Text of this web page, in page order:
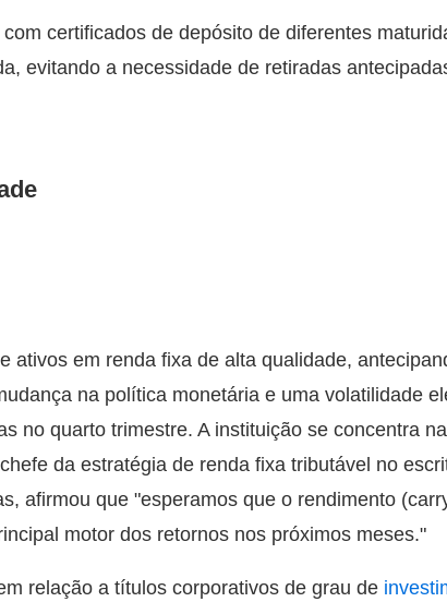
certificados de depósito de diferentes
evitando a necessidade de retiradas
ativos em renda fixa de alta qualidade,
na política monetária e uma volatilidade
no quarto trimestre. A instituição se concentra
da estratégia de renda fixa tributável no
afirmou que "esperamos que o rendimento
motor dos retornos nos próximos meses."
relação a títulos corporativos de grau de